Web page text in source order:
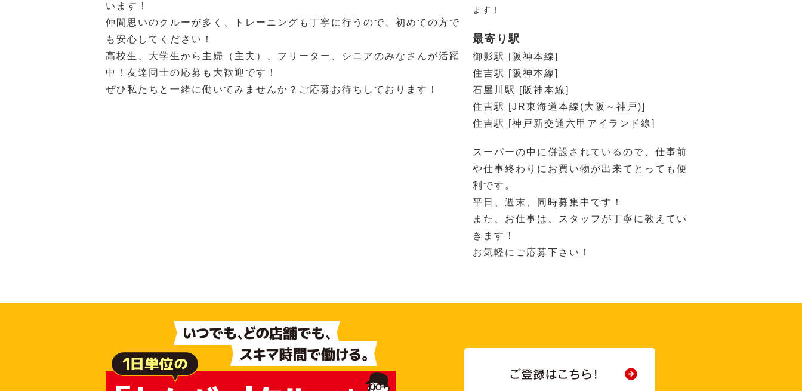
います！
仲間思いのクルーが多く、トレーニングも丁寧に行うので、初めての方で
も安心してください！
高校生、大学生から主婦（主夫）、フリーター、シニアのみなさんが活躍
中！友達同士の応募も大歓迎です！
ぜひ私たちと一緒に働いてみませんか？ご応募お待ちしております！
ます！
最寄り駅
御影駅 [阪神本線]
住吉駅 [阪神本線]
石屋川駅 [阪神本線]
住吉駅 [JR東海道本線(大阪～神戸)]
住吉駅 [神戸新交通六甲アイランド線]
スーパーの中に併設されているので、仕事前
や仕事終わりにお買い物が出来てとっても便
利です。
平日、週末、同時募集中です！
また、お仕事は、スタッフが丁寧に教えてい
きます！
お気軽にご応募下さい！